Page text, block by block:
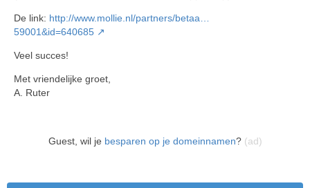
De link: http://www.mollie.nl/partners/betaa…
59001&id=640685
Veel succes!
Met vriendelijke groet,
A. Ruter
Guest, wil je besparen op je domeinnamen? (ad)